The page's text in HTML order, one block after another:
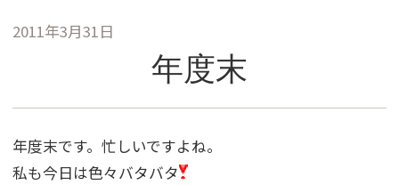
2011年3月31日
年度末
年度末です。忙しいですよね。
私も今日は色々バタバタ